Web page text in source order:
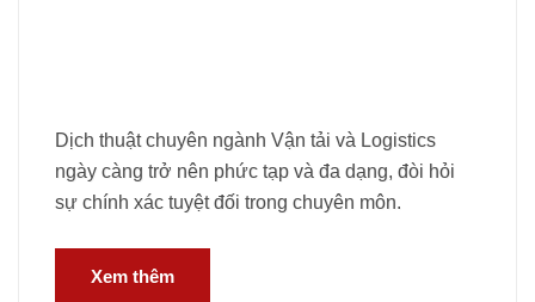
Dịch thuật chuyên ngành Vận tải và Logistics
ngày càng trở nên phức tạp và đa dạng, đòi hỏi
sự chính xác tuyệt đối trong chuyên môn.
Xem thêm